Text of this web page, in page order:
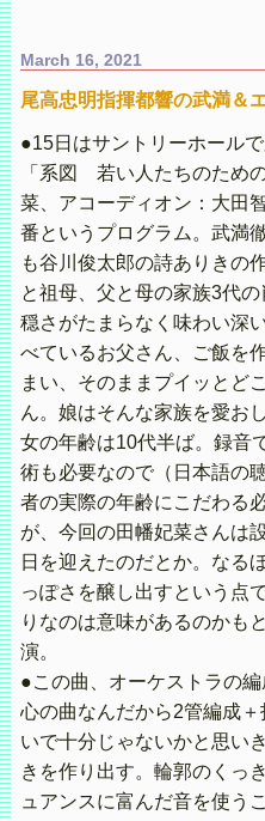
March 16, 2021
尾高忠明指揮都響の武満＆
●15日はサントリーホール
「系図 若い人たちのため
菜、アコーディオン：大田
番というプログラム。武満
も谷川俊太郎の詩ありきの
と祖母、父と母の家族3代
穏さがたまらなく味わい深
べているお父さん、ご飯を
まい、そのままプイッとど
ん。娘はそんな家族を愛お
女の年齢は10代半ば。録音
術も必要なので（日本語の
者の実際の年齢にこだわる
が、今回の田幡妃菜さんは
日を迎えたのだとか。なる
っぽさを醸し出すという点
りなのは意味があるのかも
演。
●この曲、オーケストラの
心の曲なんだから2管編成
いで十分じゃないかと思い
きを作り出す。輪郭のくっ
ュアンスに富んだ音を使う